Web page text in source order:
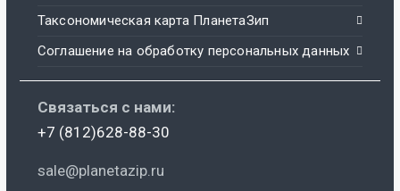
Таксономическая карта ПланетаЗип
Соглашение на обработку персональных данных
Связаться с нами:
+7 (812)628-88-30
sale@planetazip.ru